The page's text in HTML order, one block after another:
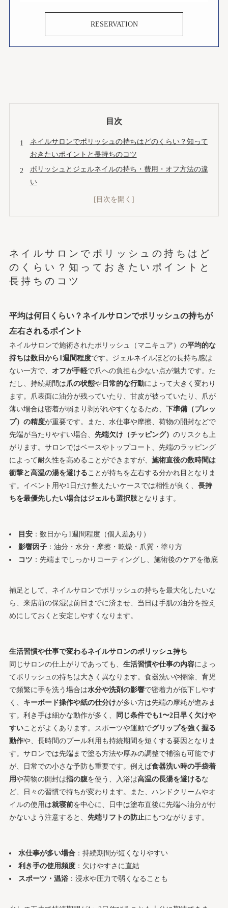
RESERVATION
目次
ネイルサロンでポリッシュの持ちはどのくらい？知って
おきたいポイントと長持ちのコツ
ポリッシュとジェルネイルの持ち・費用・オフ方法の違
い
ネイルサロンでポリッシュの持ちを良くするための準備
ポリッシュの持ちが短くなる原因とNG習慣
ポリッシュの持ちやケアに関するQ&A集！よくある疑
問を総まとめ
ネイルサロンでポリッシュの持ちはど
のくらい？知っておきたいポイントと
長持ちのコツ
平均は何日くらい？ネイルサロンでポリッシュの持ちが
左右されるポイント
ネイルサロンで施術されたポリッシュ（マニキュア）の平均的な
持ちは数日から1週間程度です。ジェルネイルほどの長持ち感は
ない一方で、 オフが手軽で爪への負担も少ない点が魅力です。た
だし、持続期間は爪の状態や日常的な行動によって大きく変わり
ます。爪表面に油分が残っていたり、甘皮が被っていたり、爪が
薄い場合は密着が弱まり剥がれやすくなるため、 下準備（プレッ
プ）の精度が重要です。また、水仕事や摩擦、荷物の開封などで
先端が当たりやすい場合、 先端欠け（チッピング） のリスクも上
がります。サロンではベースやトップコート、先端のラッピング
によって耐久性を高めることができますが、 施術直後の数時間は
衝撃と高温の湯を避けることが持ちを左右する分かれ目となりま
す。イベント用や1日だけ整えたいケースでは相性が良く、 長持
ちを最優先したい場合はジェルも選択肢となります。
目安 ：数日から1週間程度（個人差あり）
影響因子 ：油分・水分・摩擦・乾燥・爪質・塗り方
コツ ：先端までしっかりコーティングし、施術後のケアを徹底
補足として、ネイルサロンでポリッシュの持ちを最大化したいな
ら、来店前の保湿は前日までに済ませ、当日は手肌の油分を控え
めにしておくと安定しやすくなります。
生活習慣や仕事で変わるネイルサロンのポリッシュ持ち
同じサロンの仕上がりであっても、 生活習慣や仕事の内容によっ
てポリッシュの持ちは大きく異なります。食器洗いや掃除、育児
で頻繁に手を洗う場合は水分や洗剤の影響で密着力が低下しやす
く、 キーボード操作や紙の仕分けが多い方は先端の摩耗が進みま
す。利き手は細かな動作が多く、
同じ条件でも1〜2日早く欠けや
すいことがよくあります。スポーツや運動でグリップを強く握る
動作や、長時間のプール利用も持続期間を短くする要因となりま
す。サロンでは先端まで塗る方法や厚みの調整で補強も可能です
が、日常での小さな予防も重要です。例えば食器洗い時の手袋着
用や荷物の開封は指の腹を使う、入浴は高温の長湯を避けるな
ど、日々の習慣で持ちが変わります。また、ハンドクリームやオ
イルの使用は就寝前を中心に、日中は塗布直後に先端へ油分が付
かないよう注意すると、 先端リフトの防止にもつながります。
水仕事が多い場合 ：持続期間が短くなりやすい
利き手の使用頻度 ：欠けやすさに直結
スポーツ・温浴 ：浸水や圧力で弱くなることも